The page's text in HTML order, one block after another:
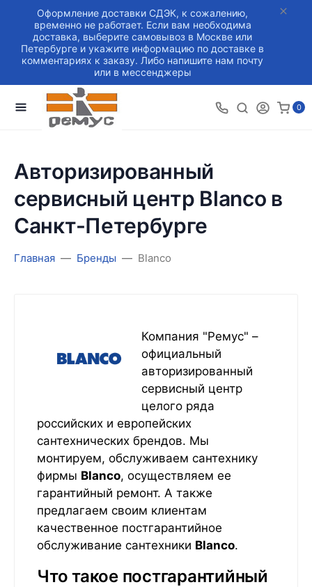
Оформление доставки СДЭК, к сожалению,
временно не работает. Если вам необходима
доставка, выберите самовывоз в Москве или
Петербурге и укажите информацию по доставке в
комментариях к заказу. Либо напишите нам почту
или в мессенджеры
0
Авторизированный
сервисный центр Blanco в
Санкт-Петербурге
Главная Бренды Blanco
Компания "Ремус" –
официальный
авторизированный
сервисный центр
целого ряда
российских и европейских
сантехнических брендов. Мы
монтируем, обслуживаем сантехнику
фирмы Blanco, осуществляем ее
гарантийный ремонт. А также
предлагаем своим клиентам
качественное постгарантийное
обслуживание сантехники Blanco.
Что такое постгарантийный